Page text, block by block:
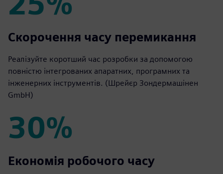
25%
Скорочення часу перемикання
Реалізуйте коротший час розробки за допомогою
повністю інтегрованих апаратних, програмних та
інженерних інструментів. (Шрейєр Зондермашінен
GmbH)
30%
30%
Економія робочого часу